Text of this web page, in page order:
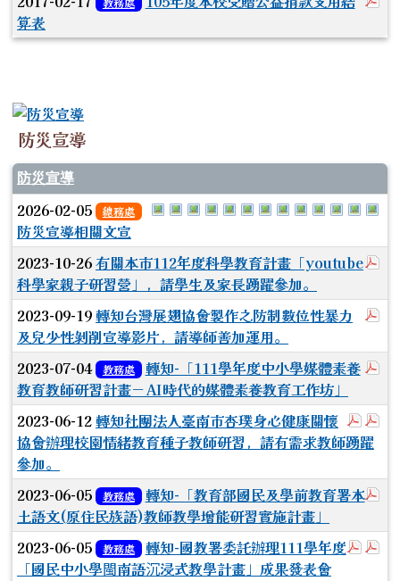
算表
防災宣導
防災宣導
於彈跳視窗觀看：
於彈跳視窗觀看：
於彈跳視窗觀看：
於彈跳視窗觀看：
於彈跳視窗觀看：
於彈跳視窗觀看：
於彈跳視窗觀看：
於彈跳視窗觀
於彈跳視窗
於彈跳視
於彈跳
於彈
2026-02-05 總務處
防災宣導相關文宣
2023-10-26有關本市112年度科學教育計畫「youtube
科學家親子研習營」，請學生及家長踴躍參加。
2023-09-19轉知台灣展翅協會製作之防制數位性暴力
及兒少性剝削宣導影片，請導師善加運用。
2023-07-04 教務處
轉知-「111學年度中小學媒體素養
教育教師研習計畫－AI時代的媒體素養教育工作坊」
於彈
2023-06-12轉知社團法人臺南市杏璞身心健康關懷
協會辦理校園情緒教育種子教師研習，請有需求教師踴躍
參加。
2023-06-05 教務處
轉知-「教育部國民及學前教育署本
土語文(原住民族語)教師教學增能研習實施計畫」
於彈
2023-06-05 教務處
轉知-國教署委託辦理111學年度
「國民中小學閩南語沉浸式教學計畫」成果發表會